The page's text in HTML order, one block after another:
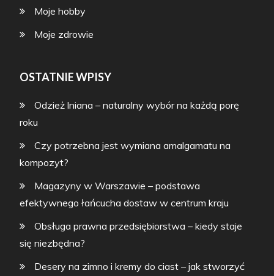
Moje hobby
Moje zdrowie
OSTATNIE WPISY
Odzież lniana – naturalny wybór na każdą porę
roku
Czy potrzebna jest wymiana amalgamatu na
kompozyt?
Magazyny w Warszawie – podstawa
efektywnego łańcucha dostaw w centrum kraju
Obsługa prawna przedsiębiorstwa – kiedy staje
się niezbędna?
Desery na zimno i kremy do ciast – jak stworzyć